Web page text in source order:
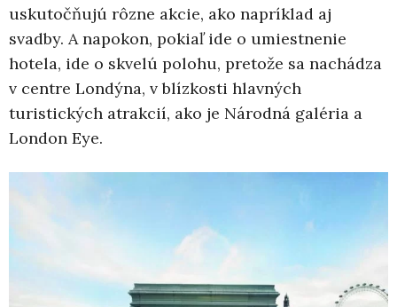
uskutočňujú rôzne akcie, ako napríklad aj
svadby. A napokon, pokiaľ ide o umiestnenie
hotela, ide o skvelú polohu, pretože sa nachádza
v centre Londýna, v blízkosti hlavných
turistických atrakcií, ako je Národná galéria a
London Eye.